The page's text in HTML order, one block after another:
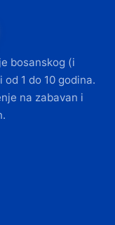
bosanskog (i
1 do 10 godina.
na zabavan i